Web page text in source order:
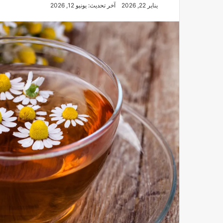
يناير 22, 2026 آخر تحديث: يونيو 12, 2026